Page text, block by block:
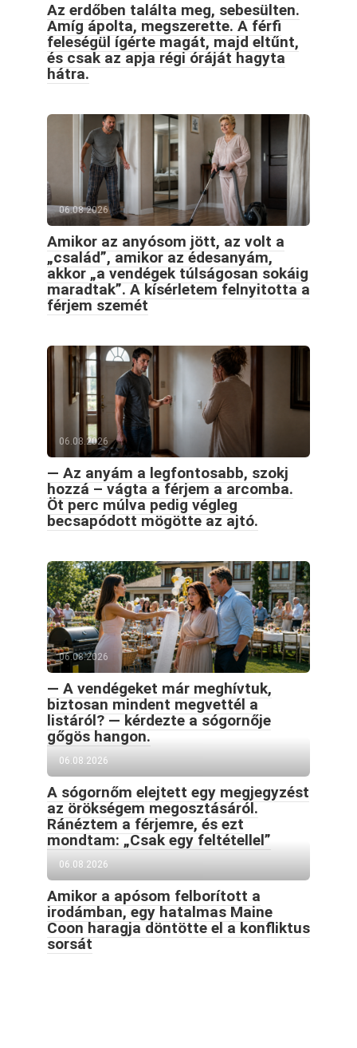
Az erdőben találta meg, sebesülten.
Amíg ápolta, megszerette. A férfi
feleségül ígérte magát, majd eltűnt,
és csak az apja régi óráját hagyta
hátra.
06.08.2026
Amikor az anyósom jött, az volt a
„család”, amikor az édesanyám,
akkor „a vendégek túlságosan sokáig
maradtak”. A kísérletem felnyitotta a
férjem szemét
06.08.2026
— Az anyám a legfontosabb, szokj
hozzá – vágta a férjem a arcomba.
Öt perc múlva pedig végleg
becsapódott mögötte az ajtó.
06.08.2026
— A vendégeket már meghívtuk,
biztosan mindent megvettél a
listáról? — kérdezte a sógornője
gőgös hangon.
06.08.2026
A sógornőm elejtett egy megjegyzést
az örökségem megosztásáról.
Ránéztem a férjemre, és ezt
mondtam: „Csak egy feltétellel”
06.08.2026
Amikor a apósom felborított a
irodámban, egy hatalmas Maine
Coon haragja döntötte el a konfliktus
sorsát